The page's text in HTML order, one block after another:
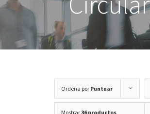
Ordena por Puntuar
Mostrar36 productos